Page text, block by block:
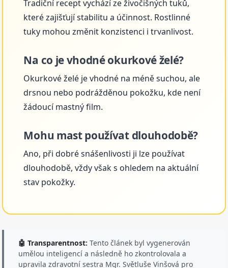
Tradiční recept vychází ze živočišných tuků,
které zajišťují stabilitu a účinnost. Rostlinné
tuky mohou změnit konzistenci i trvanlivost.
Na co je vhodné okurkové želé?
Okurkové želé je vhodné na méně suchou, ale
drsnou nebo podrážděnou pokožku, kde není
žádoucí mastný film.
Mohu mast používat dlouhodobě?
Ano, při dobré snášenlivosti ji lze používat
dlouhodobě, vždy však s ohledem na aktuální
stav pokožky.
🤖 Transparentnost: Tento článek byl vygenerován
umělou inteligencí a následně ho zkontrolovala a
upravila zdravotní sestra Mgr. Světluše Vinšová pro